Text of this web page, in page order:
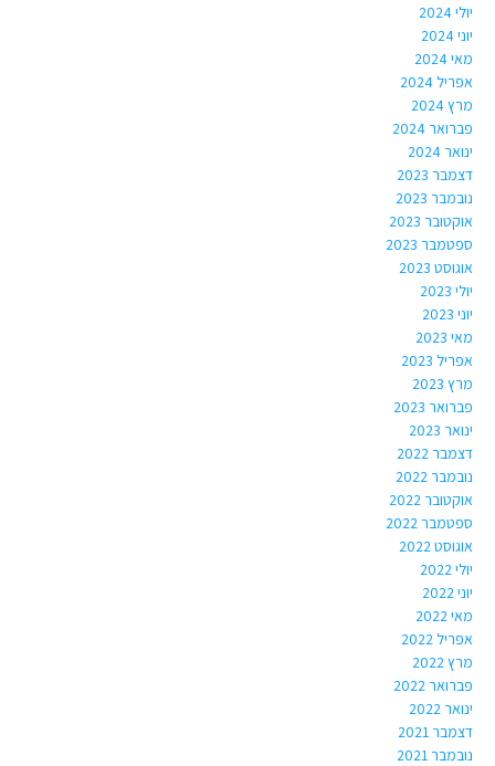
יולי 2024
יוני 2024
מאי 2024
אפריל 2024
מרץ 2024
פברואר 2024
ינואר 2024
דצמבר 2023
נובמבר 2023
אוקטובר 2023
ספטמבר 2023
אוגוסט 2023
יולי 2023
יוני 2023
מאי 2023
אפריל 2023
מרץ 2023
פברואר 2023
ינואר 2023
דצמבר 2022
נובמבר 2022
אוקטובר 2022
ספטמבר 2022
אוגוסט 2022
יולי 2022
יוני 2022
מאי 2022
אפריל 2022
מרץ 2022
פברואר 2022
ינואר 2022
דצמבר 2021
נובמבר 2021